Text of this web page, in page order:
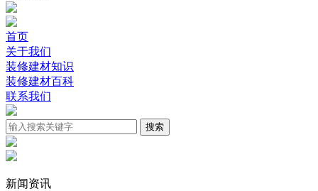
首页
关于我们
装修建材知识
装修建材百科
联系我们
新闻资讯